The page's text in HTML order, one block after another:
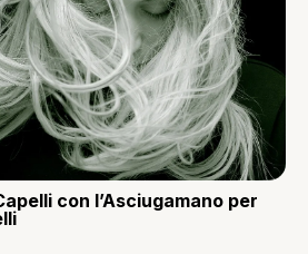
con l’Asciugamano per